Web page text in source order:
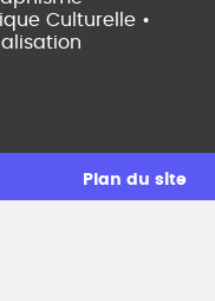
Culturelle •
Plan du site